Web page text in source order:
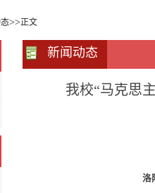
>>正文
新闻动态
我校“马克思
洛